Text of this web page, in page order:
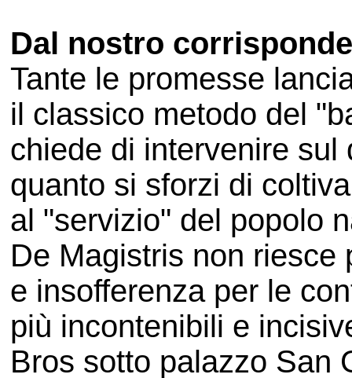
Dal nostro
Tante le promesse
il classico metodo del
chiede di intervenire
quanto si sforzi di
al "servizio" del popolo
De Magistris non riesce
e insofferenza per le
più incontenibili e
Bros sotto palazzo San